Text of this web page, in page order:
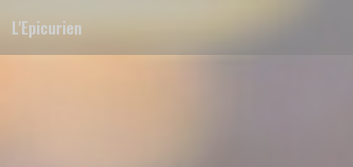
L'Epicurien